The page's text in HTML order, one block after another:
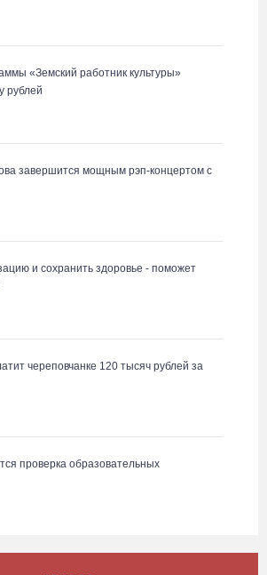
«Земский работник культуры»
рублей
завершится мощным рэп-концертом с
и сохранить здоровье - поможет
череповчанке 120 тысяч рублей за
проверка образовательных